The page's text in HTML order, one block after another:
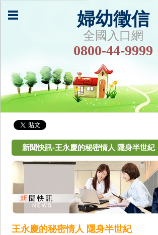
婦幼徵信
全國入口網
0800-44-9999
新聞快訊-王永慶的秘密情人 隱身半世紀
王永慶的秘密情人 隱身半世紀